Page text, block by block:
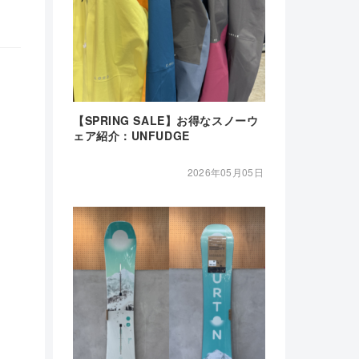
【SPRING SALE】お得なスノーウ
ェア紹介：UNFUDGE
2026年05月05日